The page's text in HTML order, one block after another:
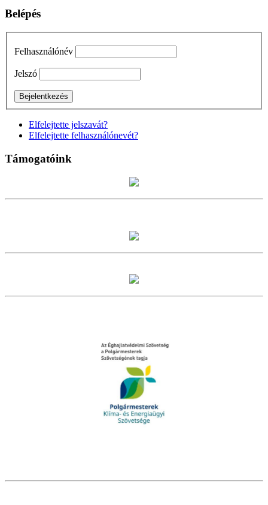
Belépés
Felhasználónév
Jelszó
Elfelejtette jelszavát?
Elfelejtette felhasználónevét?
Támogatóink